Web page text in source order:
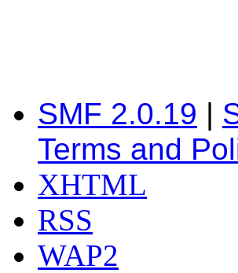
SMF 2.0.19 |
Terms and
XHTML
RSS
WAP2